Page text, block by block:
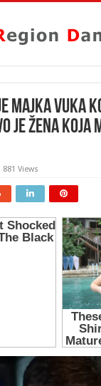
MAJKA VUKA
je žena koja
881 Views